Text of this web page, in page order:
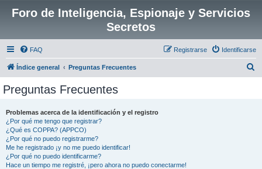
Foro de Inteligencia, Espionaje y Servicios
Secretos
FAQ Identificarse
Registrarse
Índice general Preguntas Frecuentes
Preguntas Frecuentes
Problemas acerca de la identificación y el registro
¿Por qué me tengo que registrar?
¿Qué es COPPA? (APPCO)
¿Por qué no puedo registrarme?
Me he registrado ¡y no me puedo identificar!
¿Por qué no puedo identificarme?
Hace un tiempo me registré, ¡pero ahora no puedo conectarme!